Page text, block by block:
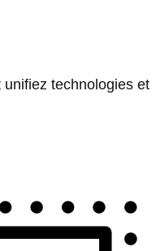
technologies et